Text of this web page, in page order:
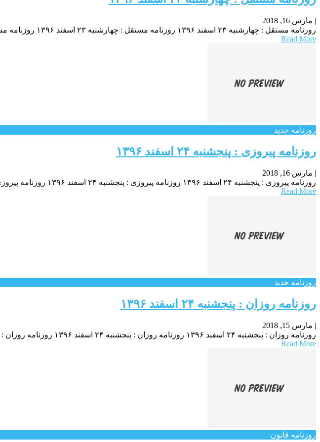
| مارس 16, 2018
روزنامه مستقل : چهارشنبه ۲۳ اسفند ۱۳۹۶ روزنامه مستقل : چهارشنبه ۲۳ اسفند ۱۳۹۶ روزنامه مستقل : چهارشنبه ۲۳ اسفند ۱۳۹۶
Read More
روزنامه جدید
روزنامه پیروزی : پنجشنبه ۲۴ اسفند ۱۳۹۶
| مارس 16, 2018
روزنامه پیروزی : پنجشنبه ۲۴ اسفند ۱۳۹۶ روزنامه پیروزی : پنجشنبه ۲۴ اسفند ۱۳۹۶ روزنامه پیروزی : پنجشنبه ۲۴ اسفند ۱۳۹۶
Read More
روزنامه جدید
روزنامه روزان : پنجشنبه ۲۴ اسفند ۱۳۹۶
| مارس 15, 2018
روزنامه روزان : پنجشنبه ۲۴ اسفند ۱۳۹۶ روزنامه روزان : پنجشنبه ۲۴ اسفند ۱۳۹۶ روزنامه روزان : پنجشنبه ۲۴ اسفند ۱۳۹۶
Read More
روزنامه قانون